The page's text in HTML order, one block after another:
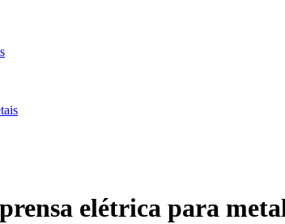
elétrica para